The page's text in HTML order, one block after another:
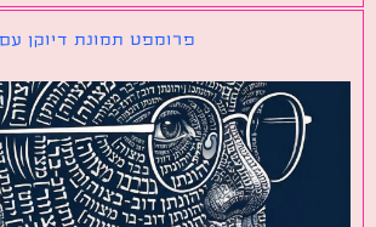
פרומפט תמונת דיוקן עם משפט